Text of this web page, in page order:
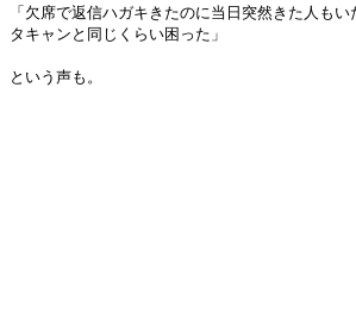
「欠席で返信ハガキきたのに当日突然きた人も
タキャンと同じくらい困った」
という声も。